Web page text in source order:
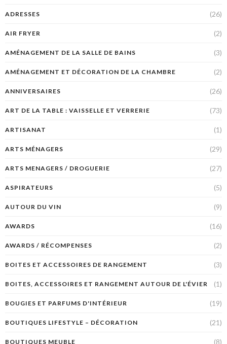
ADRESSES (26)
AIR FRYER (2)
AMÉNAGEMENT DE LA SALLE DE BAINS (3)
AMÉNAGEMENT ET DÉCORATION DE LA CHAMBRE (2)
ANNIVERSAIRES (26)
ART DE LA TABLE : VAISSELLE ET VERRERIE (73)
ARTISANAT (1)
ARTS MÉNAGERS (29)
ARTS MENAGERS / DROGUERIE (27)
ASPIRATEURS (5)
AUTOUR DU VIN (9)
AWARDS (16)
AWARDS / RÉCOMPENSES (2)
BOITES ET ACCESSOIRES DE RANGEMENT (3)
BOITES, ACCESSOIRES ET RANGEMENT AUTOUR DE L'ÉVIER (1)
BOUGIES ET PARFUMS D'INTÉRIEUR (19)
BOUTIQUES LIFESTYLE – DÉCORATION (21)
BOUTIQUES MEUBLE (8)